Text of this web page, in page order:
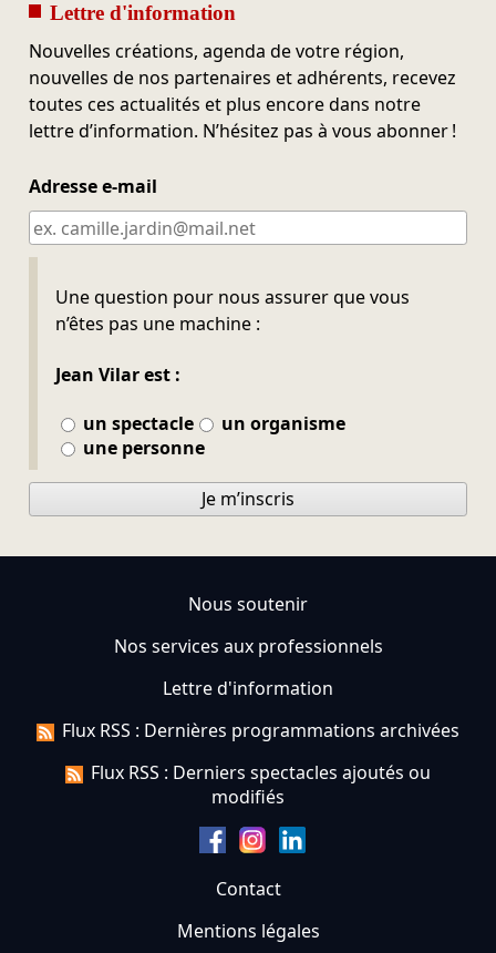
Lettre d'information
Nouvelles créations, agenda de votre région,
nouvelles de nos partenaires et adhérents, recevez
toutes ces actualités et plus encore dans notre
lettre d’information. N’hésitez pas à vous abonner !
Adresse e-mail
Une question pour nous assurer que vous
n’êtes pas une machine :
Jean Vilar est :
un spectacle
un organisme
une personne
Ne pas remplir
Je m’inscris
Nous soutenir
Nos services aux professionnels
Lettre d'information
Flux RSS : Dernières programmations archivées
Flux RSS : Derniers spectacles ajoutés ou
modifiés
Contact
Mentions légales